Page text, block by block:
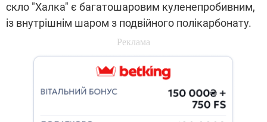
скло "Халка" є багатошаровим куленепробивним,
із внутрішнім шаром з подвійного полікарбонату.